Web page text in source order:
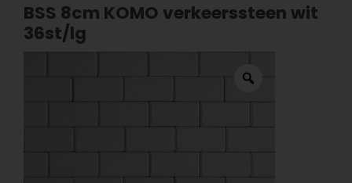
BSS 8cm KOMO verkeerssteen wit
36st/lg